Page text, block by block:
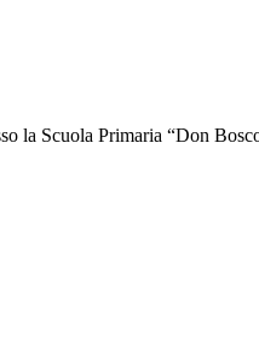
la Scuola Primaria “Don